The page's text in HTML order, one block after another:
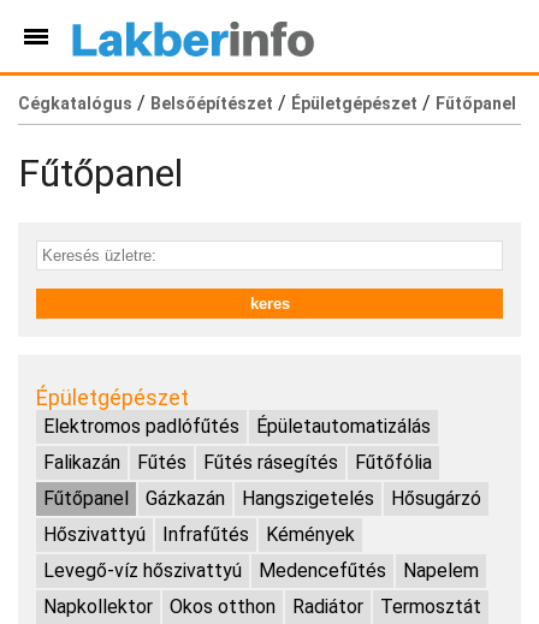
Cégkatalógus / Belsőépítészet / Épületgépészet / Fűtőpanel
Fűtőpanel
Épületgépészet
Elektromos padlófűtés
Épületautomatizálás
Falikazán
Fűtés Fűtés rásegítés
Fűtőfólia
Fűtőpanel
Gázkazán Hangszigetelés
Hősugárzó
Hőszivattyú
Infrafűtés
Kémények
Levegő-víz hőszivattyú
Medencefűtés
Napelem
Napkollektor
Okos otthon Radiátor Termosztát